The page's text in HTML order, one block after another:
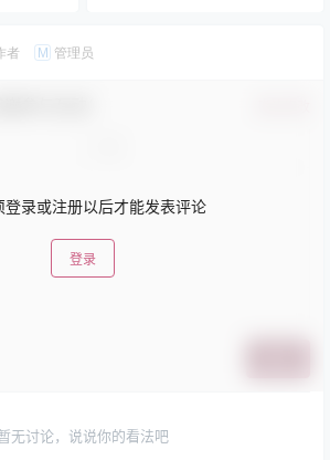
者 M 管理员
登录或注册以后才能发表评论
登录
无讨论，说说你的看法吧